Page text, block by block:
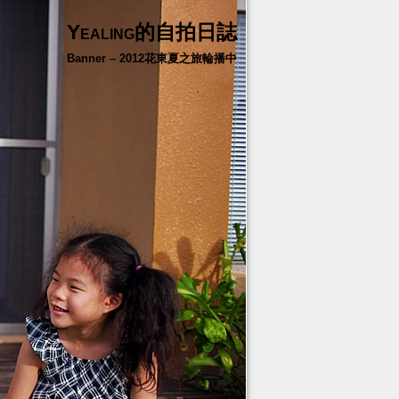
Yealing的自拍日誌
Banner – 2012花東夏之旅輪播中